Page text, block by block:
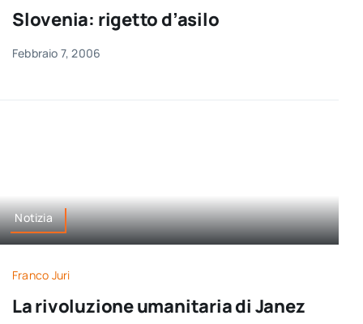
Slovenia: rigetto d’asilo
Febbraio 7, 2006
Notizia
Franco Juri
La rivoluzione umanitaria di Janez